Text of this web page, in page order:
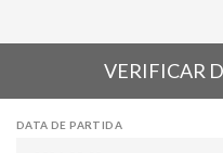
VERIFICAR
DATA DE PARTIDA